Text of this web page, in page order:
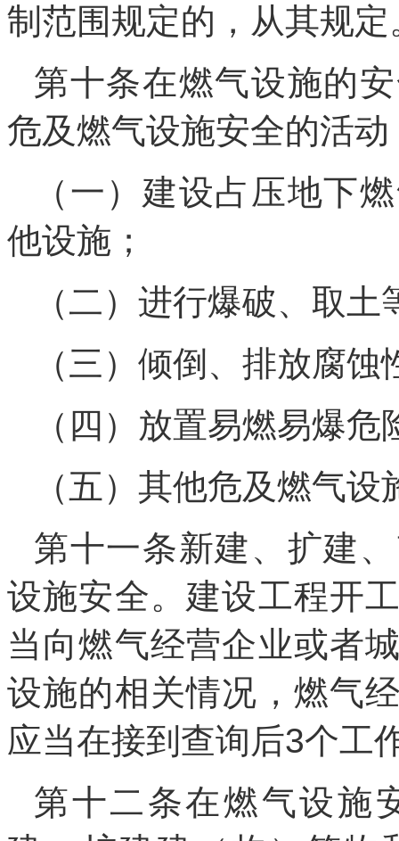
制范围规定的，从其规定
第十条在燃气设施的
危及燃气设施安全的活动
（一）建设占压地下
他设施；
（二）进行爆破、取
（三）倾倒、排放腐蚀
（四）放置易燃易爆
（五）其他危及燃气
第十一条新建、扩建
设施安全。建设工程开
当向燃气经营企业或者
设施的相关情况，燃气
应当在接到查询后3个工
第十二条在燃气设施